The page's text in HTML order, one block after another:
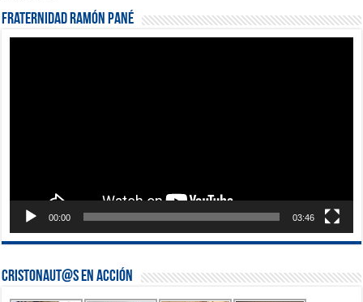
Fraternidad Ramón Pané
00:00 03:46
Cristonaut@s en Acción